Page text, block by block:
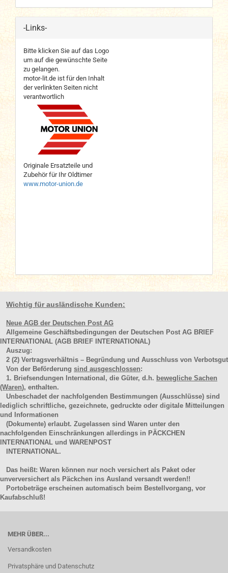
-Links-
Bitte klicken Sie auf das Logo
um auf die gewünschte Seite
zu gelangen.
motor-lit.de ist für den Inhalt
der verlinkten Seiten nicht
verantwortlich
Originale Ersatzteile und
Zubehör für Ihr Oldtimer
www.motor-union.de
Wichtig für ausländische Kunden:
Neue AGB der Deutschen Post AG
Allgemeine Geschäftsbedingungen der Deutschen Post AG BRIEF
INTERNATIONAL (AGB BRIEF INTERNATIONAL)
Auszug:
2 (2) Vertragsverhältnis – Begründung und Ausschluss von Verbotsgut
Von der Beförderung sind ausgeschlossen:
1. Briefsendungen International, die Güter, d.h. bewegliche Sachen
(Waren), enthalten.
Unbeschadet der nachfolgenden Bestimmungen (Ausschlüsse) sind
lediglich schriftliche, gezeichnete, gedruckte oder digitale Mitteilungen
und Informationen
(Dokumente) erlaubt. Zugelassen sind Waren unter den
nachfolgenden Einschränkungen allerdings in PÄCKCHEN
INTERNATIONAL und WARENPOST
INTERNATIONAL.
Das heißt: Waren können nur noch versichert als Paket oder
unverversichert als Päckchen ins Ausland versandt werden!!
Portobeträge erscheinen automatisch beim Bestellvorgang, vor
Kaufabschluß!
MEHR ÜBER...
Versandkosten
Privatsphäre und Datenschutz